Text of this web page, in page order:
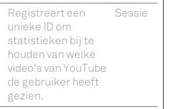
Registreert een
unieke ID om
statistieken bij te
houden van welke
video's van YouTube
de gebruiker heeft
gezien.
Sessie